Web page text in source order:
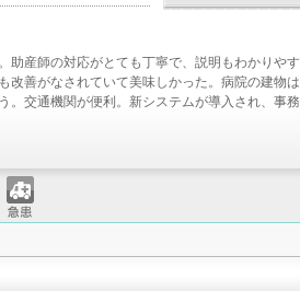
助産師の対応がとても丁寧で、説明もわかりやす
改善がなされていて美味しかった。病院の建物は
。交通機関が便利。新システムが導入され、事務
急患